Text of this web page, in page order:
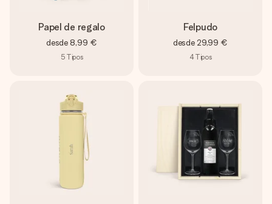
Papel de regalo
desde 8,99 €
5 Tipos
Felpudo
desde 29,99 €
4Tipos